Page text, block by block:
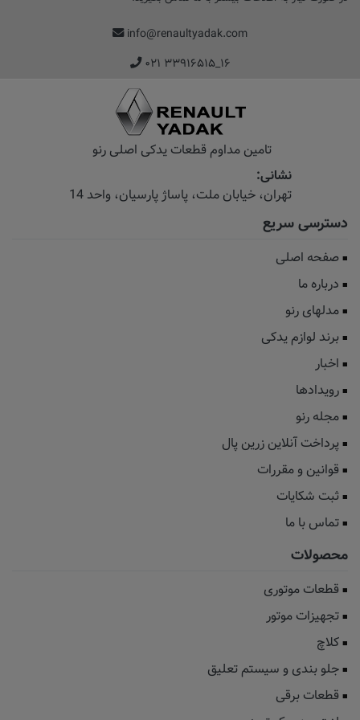
info@renaultyadak.com
۰۲۱ ۳۳۹۱۶۵۱۵_۱۶
تامین مداوم قطعات یدکی اصلی رنو
نشانی:
تهران، خیابان‌ ملت، پاساژ‌ پارسیان، واحد 14
دسترسی سریع
صفحه اصلی
درباره ما
مدلهای رنو
برند لوازم یدکی
اخبار
رویدادها
مجله رنو
پرداخت آنلاین زرین پال
قوانین و مقررات
ثبت شکایات
تماس با ما
محصولات
قطعات موتوری
تجهیزات موتور
کلاچ
جلو بندی و سیستم تعلیق
قطعات برقی